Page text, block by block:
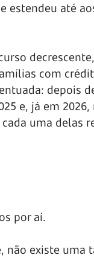
estendeu até
com
depois
e, já em
uma delas
por aí.
existe uma